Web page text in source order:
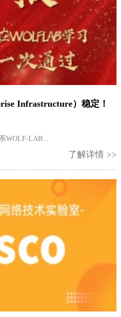
Infrastructure）稳定！
WOLF-LAB...
了解详情 >>